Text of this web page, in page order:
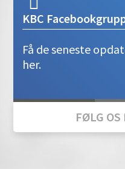
KBC
Få de seneste
her.
FØLG OS